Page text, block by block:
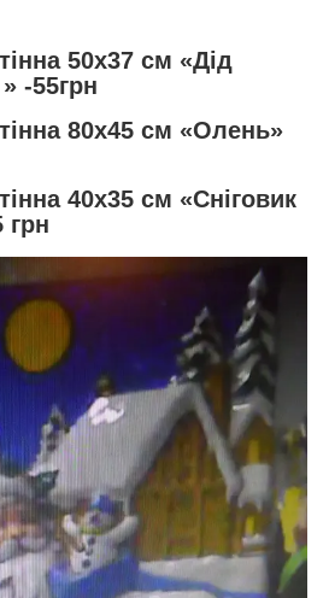
50х37 см «Дід
-55грн
80х45 см «Олень»
40х35 см «Сніговик
грн